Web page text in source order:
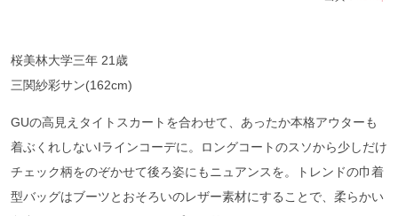
桜美林大学三年 21歳
三関紗彩サン(162cm)
GUの高見えタイトスカートを合わせて、あったか本格アウターも
着ぶくれしないIラインコーデに。ロングコートのスソから少しだけ
チェック柄をのぞかせて後ろ姿にもニュアンスを。トレンドの巾着
型バッグはブーツとおそろいのレザー素材にすることで、柔らかい